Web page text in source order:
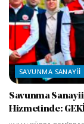
SAVUNMA SANAYII
Savunma
Hizmetinde: